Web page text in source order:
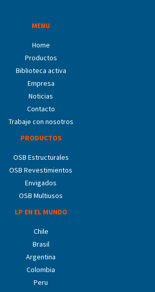
MENU
Home
Productos
Biblioteca activa
Empresa
Noticias
Contacto
Trabaje con nosotros
PRODUCTOS
OSB Estructurales
OSB Revestimientos
Envigados
OSB Multiusos
LP EN EL MUNDO
Chile
Brasil
Argentina
Colombia
Peru